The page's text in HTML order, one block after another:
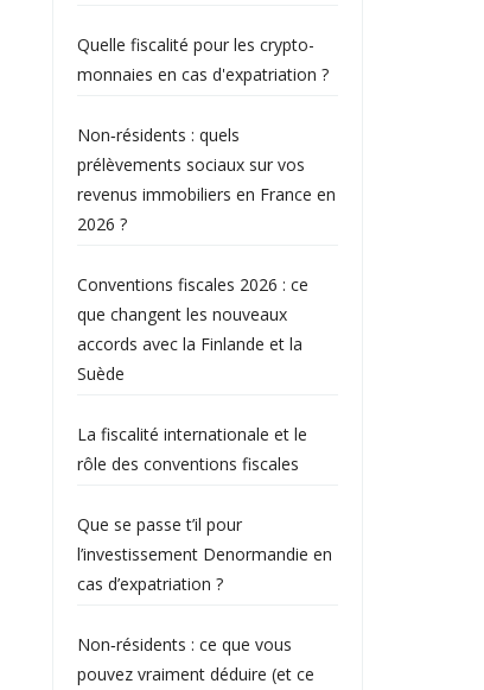
Quelle fiscalité pour les crypto-
monnaies en cas d'expatriation ?
Non‑résidents : quels
prélèvements sociaux sur vos
revenus immobiliers en France en
2026 ?
Conventions fiscales 2026 : ce
que changent les nouveaux
accords avec la Finlande et la
Suède
La fiscalité internationale et le
rôle des conventions fiscales
Que se passe t’il pour
l’investissement Denormandie en
cas d’expatriation ?
Non‑résidents : ce que vous
pouvez vraiment déduire (et ce